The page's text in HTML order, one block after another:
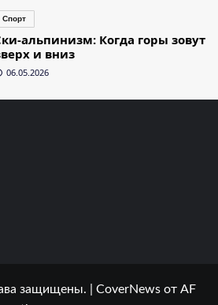
Спорт
альпинизм: Когда горы зовут
и вниз
06.05.2026
защищены. CoverNewsот AF